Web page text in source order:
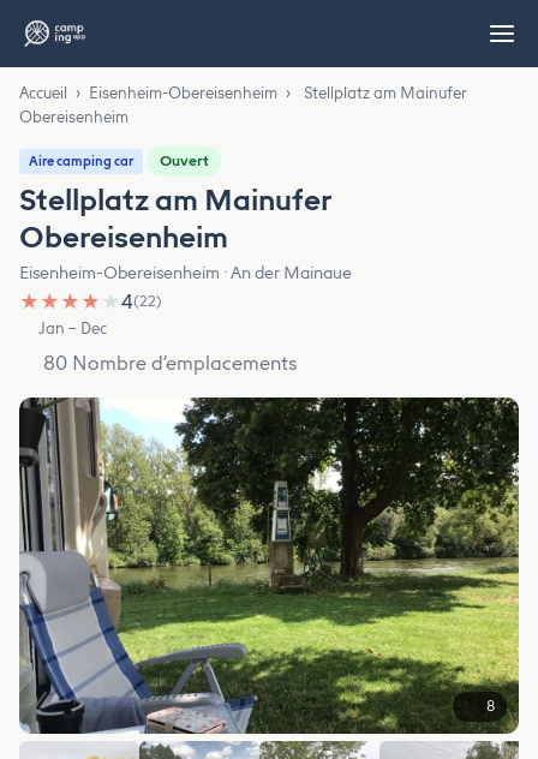
Accueil › Eisenheim-Obereisenheim ›
Stellplatz am Mainufer
Obereisenheim
Aire camping car Ouvert
Stellplatz am Mainufer
Obereisenheim
Eisenheim-Obereisenheim · An der Mainaue
★ ★ ★ ★ ★4(22)
Jan – Dec
80 Nombre d’emplacements
8